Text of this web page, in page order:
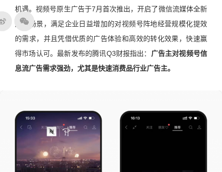
机遇。视频号原生广告于7月首次推出，开启了微信流媒体全新
广告场景，满足企业日益增加的对视频号阵地经营规模化提效
的需求，并且凭借优质的广告体验和高效的转化效果，快速赢
得市场认可。最新发布的腾讯Q3财报指出： 广告主对视频号信
息流广告需求强劲，尤其是快速消费品行业广告主。